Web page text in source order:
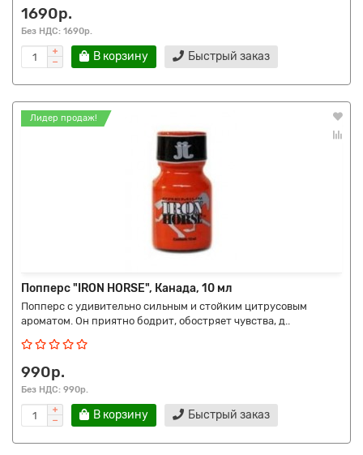
1690р.
Без НДС: 1690р.
В корзину Быстрый заказ
Лидер продаж!
Попперс "IRON HORSE", Канада, 10 мл
Попперс с удивительно сильным и стойким цитрусовым
ароматом. Он приятно бодрит, обостряет чувства, д..
990р.
Без НДС: 990р.
В корзину Быстрый заказ